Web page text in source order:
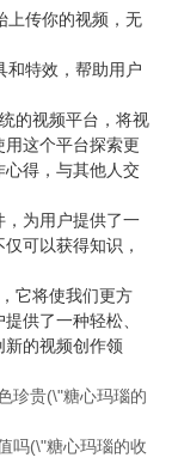
上传你的视频，无
和特效，帮助用户
的视频平台，将视
这个平台探索更
心得，与其他人交
，为用户提供了一
可以获得知识，
它将使我们更方
供了一种轻松、
新的视频创作领
珍贵(\"糖心玛瑙的
吗(\"糖心玛瑙的收